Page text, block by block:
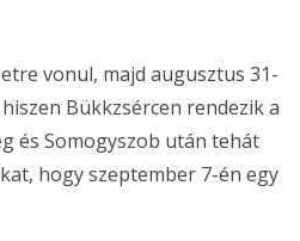
vonul, majd augusztus 31-
Bükkzsércen rendezik a
és Somogyszob után tehát
hogy szeptember 7-én egy